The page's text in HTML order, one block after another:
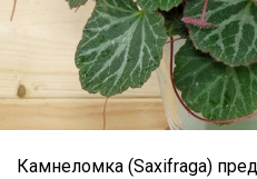
Камнеломка (Saxifraga)